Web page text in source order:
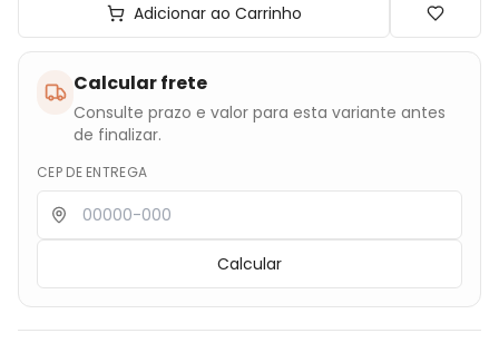
Adicionar ao Carrinho
Calcular frete
Consulte prazo e valor para esta variante antes
de finalizar.
CEP DE ENTREGA
Calcular